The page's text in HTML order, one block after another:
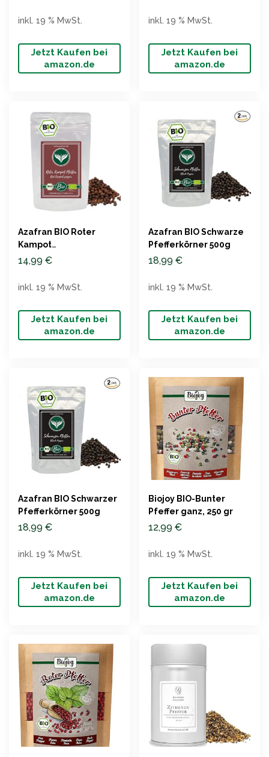
Jetzt Kaufen bei
amazon.de
inkl. 19 % MwSt.
Jetzt Kaufen bei
amazon.de
inkl. 19 % MwSt.
Azafran BIO Roter
Kampot
Gourmetpfeffer 100g
14,99 €
Jetzt Kaufen bei
amazon.de
inkl. 19 % MwSt.
Azafran BIO Schwarze
Pfefferkörner 500g
18,99 €
Jetzt Kaufen bei
amazon.de
inkl. 19 % MwSt.
Azafran BIO Schwarzer
Pfefferkörner 500g
18,99 €
Jetzt Kaufen bei
amazon.de
inkl. 19 % MwSt.
Biojoy BIO-Bunter
Pfeffer ganz, 250 gr
12,99 €
Jetzt Kaufen bei
amazon.de
inkl. 19 % MwSt.